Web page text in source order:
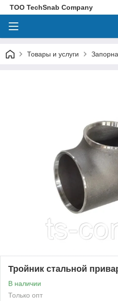
ТОО TechSnab Company
Товары и услуги
Тройник стальной
В наличии
Только опт